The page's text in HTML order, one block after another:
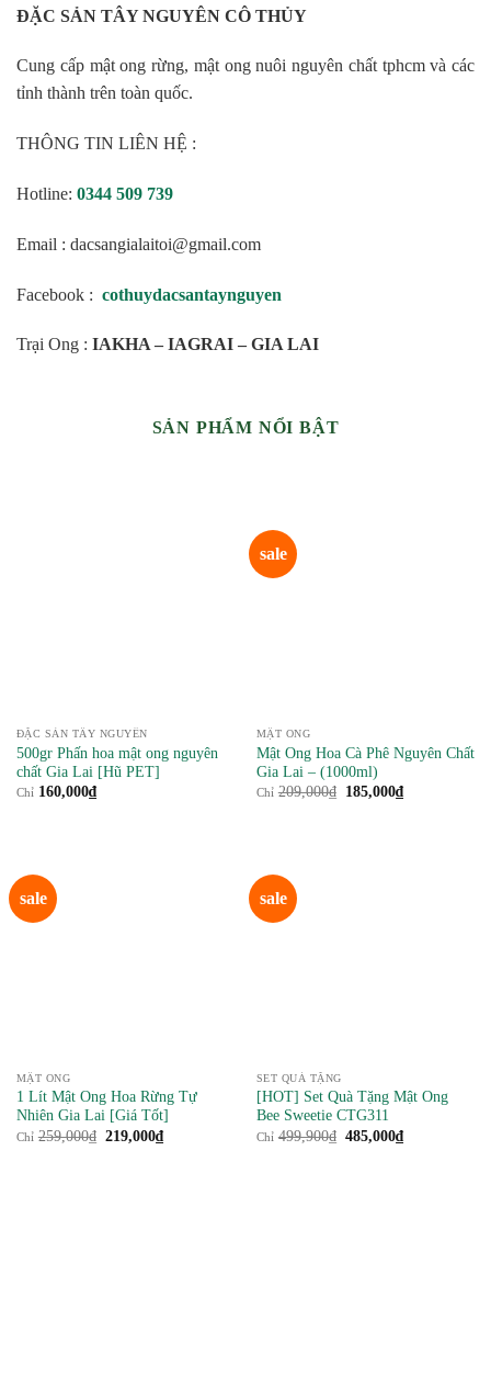
ĐẶC SẢN TÂY NGUYÊN CÔ THỦY
Cung cấp mật ong rừng, mật ong nuôi nguyên chất tphcm và các
tỉnh thành trên toàn quốc.
THÔNG TIN LIÊN HỆ :
Hotline: 0344 509 739
Email : dacsangialaitoi@gmail.com
Facebook : cothuydacsantaynguyen
Trại Ong : IAKHA – IAGRAI – GIA LAI
SẢN PHẨM NỔI BẬT
ĐẶC SẢN TÂY NGUYÊN
500gr Phấn hoa mật ong nguyên
chất Gia Lai [Hũ PET]
Chỉ 160,000₫
sale
MẬT ONG
Mật Ong Hoa Cà Phê Nguyên Chất
Gia Lai – (1000ml)
Chỉ 209,000₫
Giá
185,000₫Giá
sale
MẬT ONG
1 Lít Mật Ong Hoa Rừng Tự
Nhiên Gia Lai [Giá Tốt]
Chỉ 259,000₫ Giá
219,000₫Giá
hiện
sale
SET QUÀ TẶNG
[HOT] Set Quà Tặng Mật Ong
Bee Sweetie CTG311
Chỉ 499,900₫ Giá
485,000₫Giá
hiện